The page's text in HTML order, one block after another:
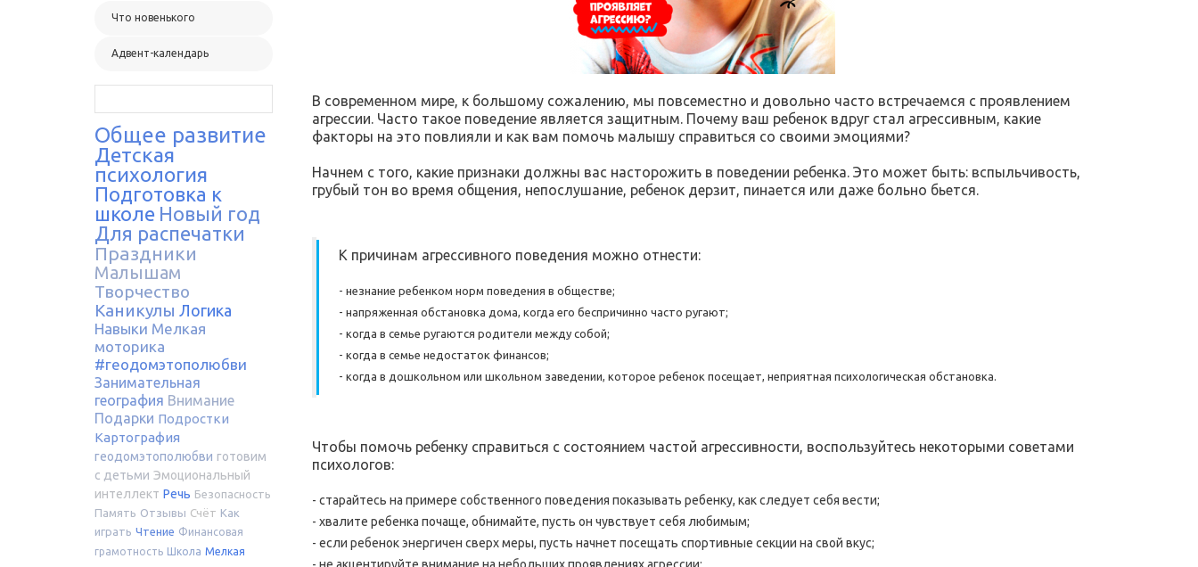
Что новенького
Адвент-календарь
Общее развитие
Детская
психология
Подготовка к
школе Новый год
Для распечатки
Праздники
Малышам
Творчество
Каникулы Логика
Навыки Мелкая
моторика
#геодомэтополюбви
Занимательная
география Внимание
Подарки Подростки
Картография
геодомэтополюбви готовим
с детьми Эмоциональный
интеллект Речь Безопасность
Память Отзывы Счёт Как
играть Чтение Финансовая
грамотность Школа Мелкая
В современном мире, к большому сожалению, мы повсеместно и довольно часто встречаемся с проявлением
агрессии. Часто такое поведение является защитным. Почему ваш ребенок вдруг стал агрессивным, какие
факторы на это повлияли и как вам помочь малышу справиться со своими эмоциями?
Начнем с того, какие признаки должны вас насторожить в поведении ребенка. Это может быть: вспыльчивость,
грубый тон во время общения, непослушание, ребенок дерзит, пинается или даже больно бьется.
К причинам агрессивного поведения можно отнести:
- незнание ребенком норм поведения в обществе;
- напряженная обстановка дома, когда его беспричинно часто ругают;
- когда в семье ругаются родители между собой;
- когда в семье недостаток финансов;
- когда в дошкольном или школьном заведении, которое ребенок посещает, неприятная психологическая обстановка.
Чтобы помочь ребенку справиться с состоянием частой агрессивности, воспользуйтесь некоторыми советами
психологов:
- старайтесь на примере собственного поведения показывать ребенку, как следует себя вести;
- хвалите ребенка почаще, обнимайте, пусть он чувствует себя любимым;
- если ребенок энергичен сверх меры, пусть начнет посещать спортивные секции на свой вкус;